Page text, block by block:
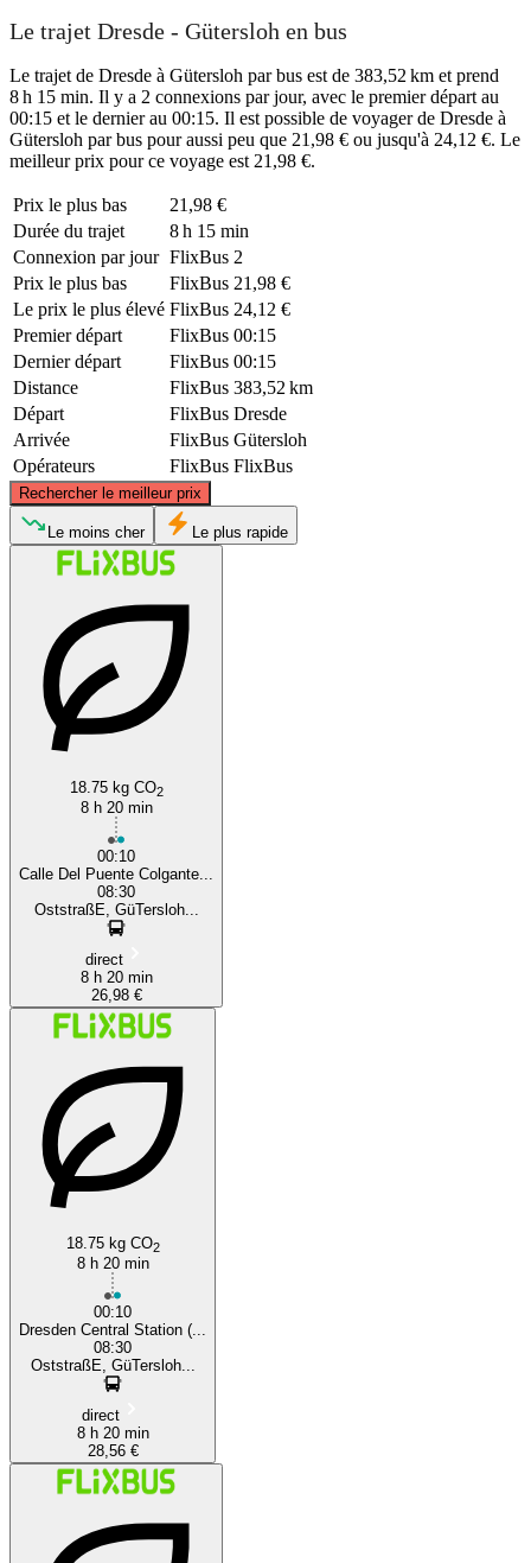
Le trajet Dresde - Gütersloh en bus
Le trajet de Dresde à Gütersloh par bus est de 383,52 km et prend
8 h 15 min. Il y a 2 connexions par jour, avec le premier départ au
00:15 et le dernier au 00:15. Il est possible de voyager de Dresde à
Gütersloh par bus pour aussi peu que 21,98 € ou jusqu'à 24,12 €. Le
meilleur prix pour ce voyage est 21,98 €.
Prix ​​le plus bas
21,98 €
Durée du trajet
8 h 15 min
Connexion par jour FlixBus 2
Prix ​​le plus bas
FlixBus 21,98 €
Le prix le plus élevé FlixBus 24,12 €
Premier départ
FlixBus 00:15
Dernier départ
FlixBus 00:15
Distance
FlixBus 383,52 km
Départ
FlixBus Dresde
Arrivée
FlixBus Gütersloh
Opérateurs
FlixBus FlixBus
Rechercher le meilleur prix
©CARTO
Le moins cher Le plus rapide
18.75 kg CO2
8 h 20 min
00:10
Calle Del Puente Colgante...
08:30
OststraßE, GüTersloh...
direct
8 h 20 min
26,98 €
18.75 kg CO2
8 h 20 min
00:10
Dresden Central Station (...
08:30
OststraßE, GüTersloh...
direct
8 h 20 min
28,56 €